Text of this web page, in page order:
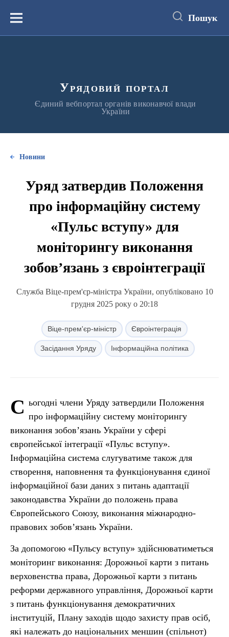
вмістуМеню Пошук
Урядовий портал
Єдиний вебпортал органів виконавчої влади
України
Новини
Уряд затвердив Положення
про інформаційну систему
«Пульс вступу» для
моніторингу виконання
зобовʼязань з євроінтеграції
Служба Віце-прем'єр-міністра України, опубліковано 10
грудня 2025 року о 20:18
Віце-прем'єр-міністр Євроінтеграція
Засідання Уряду Інформаційна політика
С ьогодні члени Уряду затвердили Положення
про інформаційну систему моніторингу
виконання зобов’язань України у сфері
європейської інтеграції «Пульс вступу».
Інформаційна система слугуватиме також для
створення, наповнення та функціонування єдиної
інформаційної бази даних з питань адаптації
законодавства України до положень права
Європейського Союзу, виконання міжнародно-
правових зобов’язань України.
За допомогою «Пульсу вступу» здійснюватиметься
моніторинг виконання: Дорожньої карти з питань
верховенства права, Дорожньої карти з питань
реформи державного управління, Дорожньої карти
з питань функціонування демократичних
інституцій, Плану заходів щодо захисту прав осіб,
які належать до національних меншин (спільнот)